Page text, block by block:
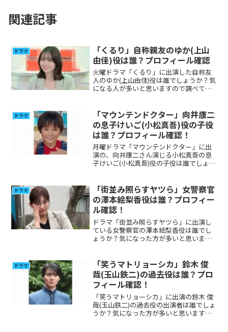
関連記事
ドラマ
「くるり」自称親友のゆか(上山
由佳)役は誰？プロフィール確認
火曜ドラマ「くるり」に出演した自称友
人のゆか(上山由佳)役は誰でしょうか？気
になる人が多いと思いますので調べてみ
ドラマ
「マウンテンドクター」向井康二
の息子けいご(小松真吾)役の子役
は誰？プロフィール確認！
月曜ドラマ「マウンテンドクター」に出
演の、向井康二さん演じる小松真吾の息
子けいご(小松真吾)役の子役は誰でしょう
ドラマ
「街並み照らすヤツら」女警察官
の澤本絵梨香役は誰？プロフィー
ル確認！
ドラマ「街並み照らすヤツら」に出演し
ている女警察官の澤本絵梨香役は誰でし
ょうか？気になった方が多いと思います
ドラマ
「笑うマトリョーシカ」鈴木 俊
哉(玉山鉄二)の過去役は誰？プロ
フィール確認！
「笑うマトリョーシカ」に出演の鈴木 俊
哉(玉山鉄二)の過去役の出演者は誰でしょ
うか？気になった方が多いと思いますの